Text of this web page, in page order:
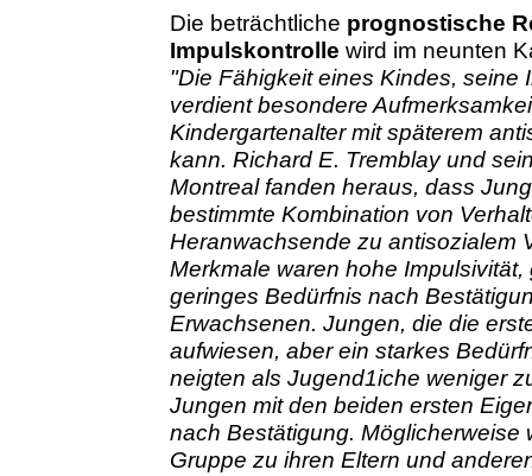
Die beträchtliche prognostische
Impulskontrolle wird im neunten
"Die Fähigkeit eines Kindes, seine
verdient besondere
Kindergartenalter mit späterem
kann. Richard E. Tremblay und
Montreal fanden heraus, dass
bestimmte Kombination von
Heranwachsende zu antisozialem
Merkmale waren hohe
geringes Bedürfnis nach
Erwachsenen. Jungen, die die
aufwiesen, aber ein starkes
neigten als Jugend1iche weniger
Jungen mit den beiden ersten
nach Bestätigung.
Gruppe zu ihren Eltern und